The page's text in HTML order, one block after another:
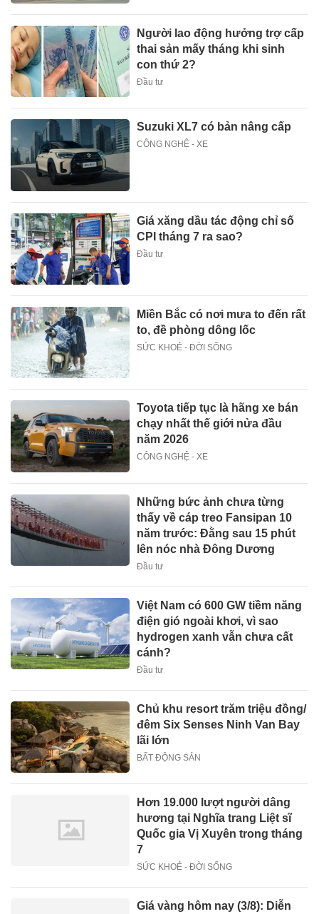
Người lao động hưởng trợ cấp
thai sản mấy tháng khi sinh
con thứ 2?
Đầu tư
Suzuki XL7 có bản nâng cấp
CÔNG NGHỆ - XE
Giá xăng dầu tác động chỉ số
CPI tháng 7 ra sao?
Đầu tư
Miền Bắc có nơi mưa to đến rất
to, đề phòng dông lốc
SỨC KHOẺ - ĐỜI SỐNG
Toyota tiếp tục là hãng xe bán
chạy nhất thế giới nửa đầu
năm 2026
CÔNG NGHỆ - XE
Những bức ảnh chưa từng
thấy về cáp treo Fansipan 10
năm trước: Đằng sau 15 phút
lên nóc nhà Đông Dương
Đầu tư
Việt Nam có 600 GW tiềm năng
điện gió ngoài khơi, vì sao
hydrogen xanh vẫn chưa cất
cánh?
Đầu tư
Chủ khu resort trăm triệu đồng/
đêm Six Senses Ninh Van Bay
lãi lớn
BẤT ĐỘNG SẢN
Hơn 19.000 lượt người dâng
hương tại Nghĩa trang Liệt sĩ
Quốc gia Vị Xuyên trong tháng
7
SỨC KHOẺ - ĐỜI SỐNG
Giá vàng hôm nay (3/8): Diễn